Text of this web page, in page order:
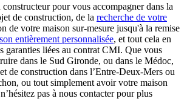
pour vous accompagner dans la
de construction, de la recherche de votre
de votre maison sur-mesure jusqu'à la remise
entièrement personnalisée, et tout cela en
garanties liées au contrat CMI. Que vous
dans le Sud Gironde, ou dans le Médoc,
de construction dans l’Entre-Deux-Mers ou
ou tout simplement avoir votre maison
pas à nous contacter pour plus